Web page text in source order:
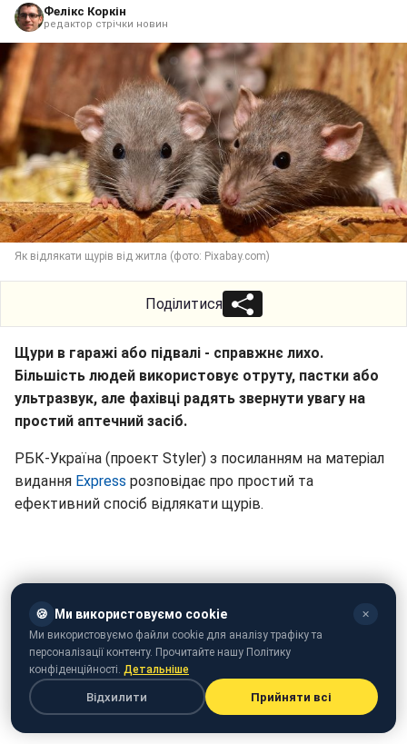
Фелікс Коркін
редактор стрічки новин
Як відлякати щурів від житла (фото: Pixabay.com)
Поділитися
Щури в гаражі або підвалі - справжнє лихо.
Більшість людей використовує отруту, пастки або
ультразвук, але фахівці радять звернути увагу на
простий аптечний засіб.
РБК-Україна (проект Styler) з посиланням на матеріал
видання Express розповідає про простий та
ефективний спосіб відлякати щурів.
🍪 Ми використовуємо cookie ✕
Ми використовуємо файли cookie для аналізу трафіку та
персоналізації контенту. Прочитайте нашу Політику
конфіденційності. Детальніше
Відхилити Прийняти всі